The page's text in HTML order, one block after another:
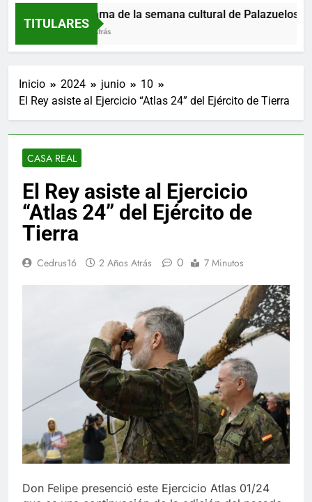
TITULARES
Programa de la semana cultural de Palazuelos de
1 Hora Atrás
Inicio 2024 junio
10
El Rey asiste al Ejercicio “Atlas 24” del Ejército de Tierra
CASA REAL
El Rey asiste al Ejercicio
“Atlas 24” del Ejército de
Tierra
Cedrus16 2 Años Atrás 0 7 Minutos
Don Felipe presenció este Ejercicio Atlas 01/24